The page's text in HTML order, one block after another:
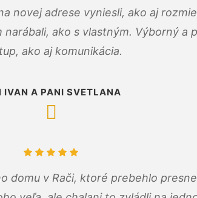
novej adrese vyniesli, ako aj
ako s vlastným. Výborný a
ako aj komunikácia.
IVAN A PANI SVETLANA
domu v Rači, ktoré prebehlo